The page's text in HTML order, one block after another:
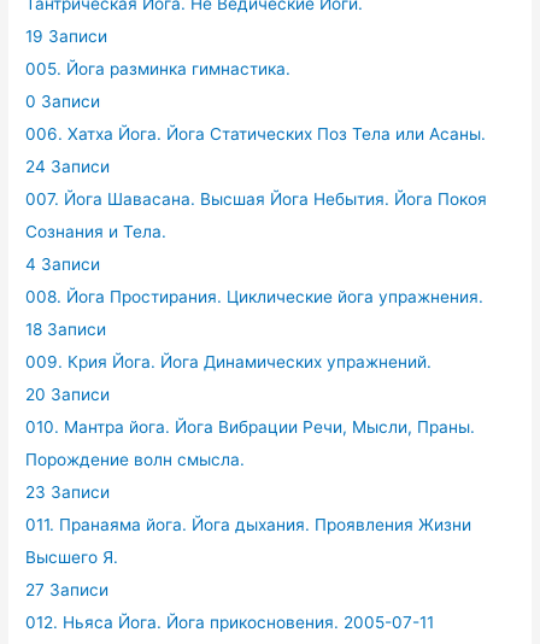
19 Записи
005. Йога разминка гимнастика.
0 Записи
006. Хатха Йога. Йога Статических Поз Тела или Асаны.
24 Записи
007. Йога Шавасана. Высшая Йога Небытия. Йога Покоя
Сознания и Тела.
4 Записи
008. Йога Простирания. Циклические йога упражнения.
18 Записи
009. Крия Йога. Йога Динамических упражнений.
20 Записи
010. Мантра йога. Йога Вибрации Речи, Мысли, Праны.
Порождение волн смысла.
23 Записи
011. Пранаяма йога. Йога дыхания. Проявления Жизни
Высшего Я.
27 Записи
012. Ньяса Йога. Йога прикосновения. 2005-07-11